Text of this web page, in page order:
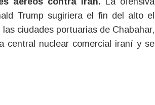
Trump sugiriera el fin del alto el
ciudades portuarias de Chabahar,
central nuclear comercial iraní y se